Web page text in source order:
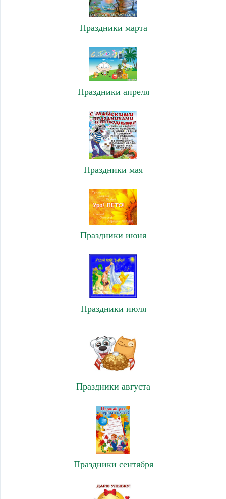
Праздники марта
Праздники апреля
Праздники мая
Праздники июня
Праздники июля
Праздники августа
Праздники сентября